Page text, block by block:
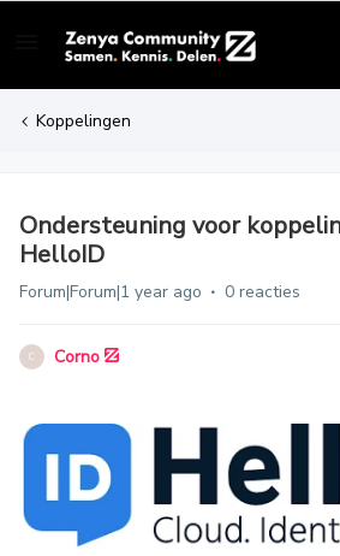
Koppelingen
Ondersteuning voor
HelloID
Forum|Forum|1 year ago 0 reacties
C Corno